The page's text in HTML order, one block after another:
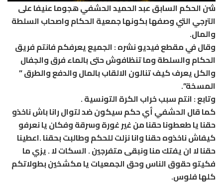
شن الحكم السابق عبد الحميد الحشفي هجوما عنيفا على
الترجي التي وصفها بكونها جمعية الحكام واصحاب السلطة
والمال.
وقال في مقطع فيديو نشره : الجميع يعرفكم فانتم فريق
الحكام والسلطة وما تنظافوش حتى بالماء فرق والجفال
والكل يعرف كيف تنالون الالقاب بالمال والدفع والطرق ”
المسخة”.
وتابع : انتم سبب خراب الكرة التونسية .
كما قال الحشفي أي حكم سيكون ضد لتوال رانا باش ناخذو
حقنا يا طعطونا حقنا من غير غورة وسرقة وفكان يا نعرفو
كيفاش ناخذوه حقنا وانا نزلت للحكم وطالبت بحقنا .اعطينا
حقنا لا ان يفتك منا ونبقى متفرجين . السكات لا . يزي ما
فكيتو حقوق الناس وحق الجمعيات يا مكشخين بطولاتكم
كلها فلوس.